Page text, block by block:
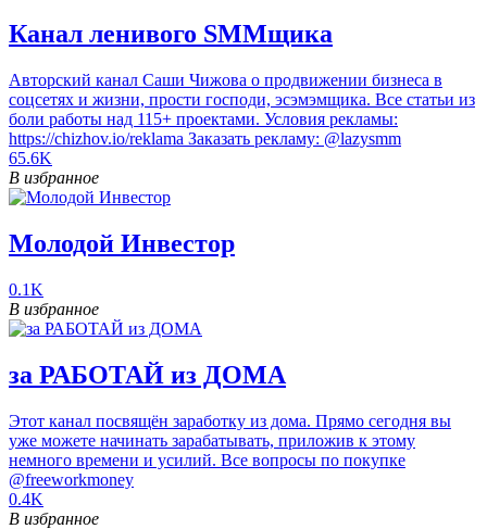
Канал ленивого SMMщика
Авторский канал Саши Чижова о продвижении бизнеса в
соцсетях и жизни, прости господи, эсэмэмщика. Все статьи из
боли работы над 115+ проектами. Условия рекламы:
https://chizhov.io/reklama Заказать рекламу: @lazysmm
65.6K
В избранное
Молодой Инвестор
0.1K
В избранное
за РАБОТАЙ из ДОМА
Этот канал посвящён заработку из дома. Прямо сегодня вы
уже можете начинать зарабатывать, приложив к этому
немного времени и усилий. Все вопросы по покупке
@freeworkmoney
0.4K
В избранное